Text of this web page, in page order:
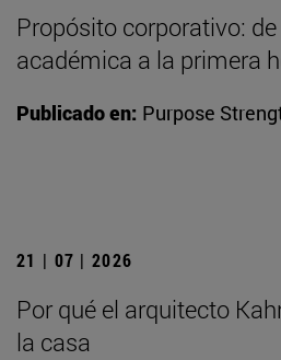
Propósito corporativo:
académica a la primera
Publicado en: Purpose
21 | 07 | 2026
Por qué el arquitecto
la casa